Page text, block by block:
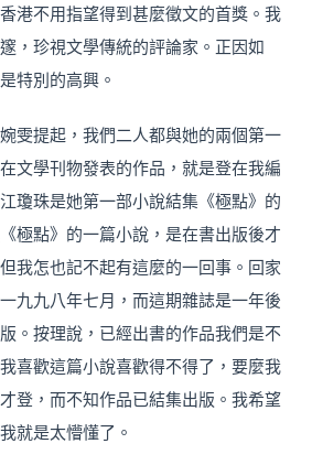
港不用指望得到甚麼徵文的首獎。我
，珍視文學傳統的評論家。正因如
特別的高興。
雯提起，我們二人都與她的兩個第一
文學刊物發表的作品，就是登在我編
瓊珠是她第一部小說結集《極點》的
極點》的一篇小說，是在書出版後才
我怎也記不起有這麼的一回事。回家
九九八年七月，而這期雜誌是一年後
。按理說，已經出書的作品我們是不
喜歡這篇小說喜歡得不得了，要麼我
登，而不知作品已結集出版。我希望
就是太懵懂了。